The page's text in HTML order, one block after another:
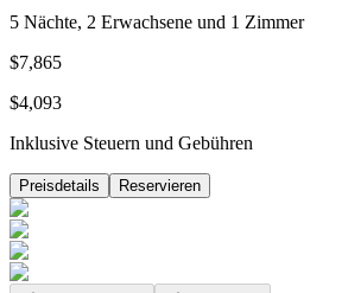
5 Nächte, 2 Erwachsene und 1 Zimmer
$7,865
$4,093
Inklusive Steuern und Gebühren
Preisdetails Reservieren